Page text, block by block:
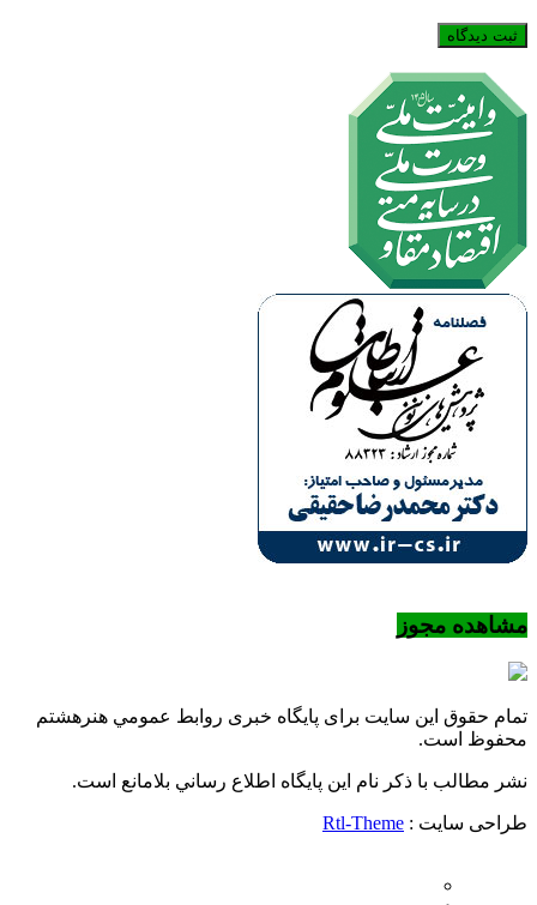
مشاهده مجوز
تمام حقوق این سایت برای پایگاه خبری روابط عمومي هنرهشتم
محفوظ است.
نشر مطالب با ذکر نام اين پايگاه اطلاع رساني بلامانع است.
طراحی سایت : Rtl-Theme